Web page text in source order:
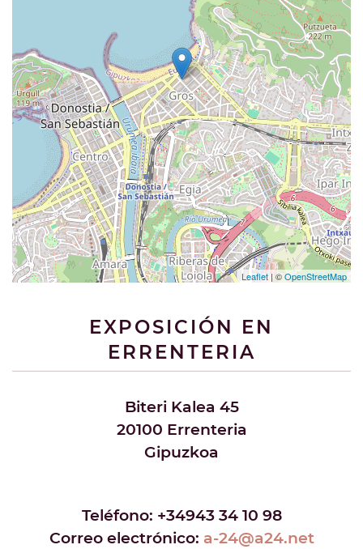
Leaflet | ©OpenStreetMap
EXPOSICIÓN EN
ERRENTERIA
Biteri Kalea 45
20100 Errenteria
Gipuzkoa
Teléfono: +34943 34 10 98
Correo electrónico: a-24@a24.net